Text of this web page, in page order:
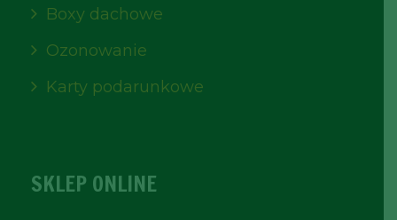
Boxy dachowe
Ozonowanie
Karty podarunkowe
SKLEP ONLINE